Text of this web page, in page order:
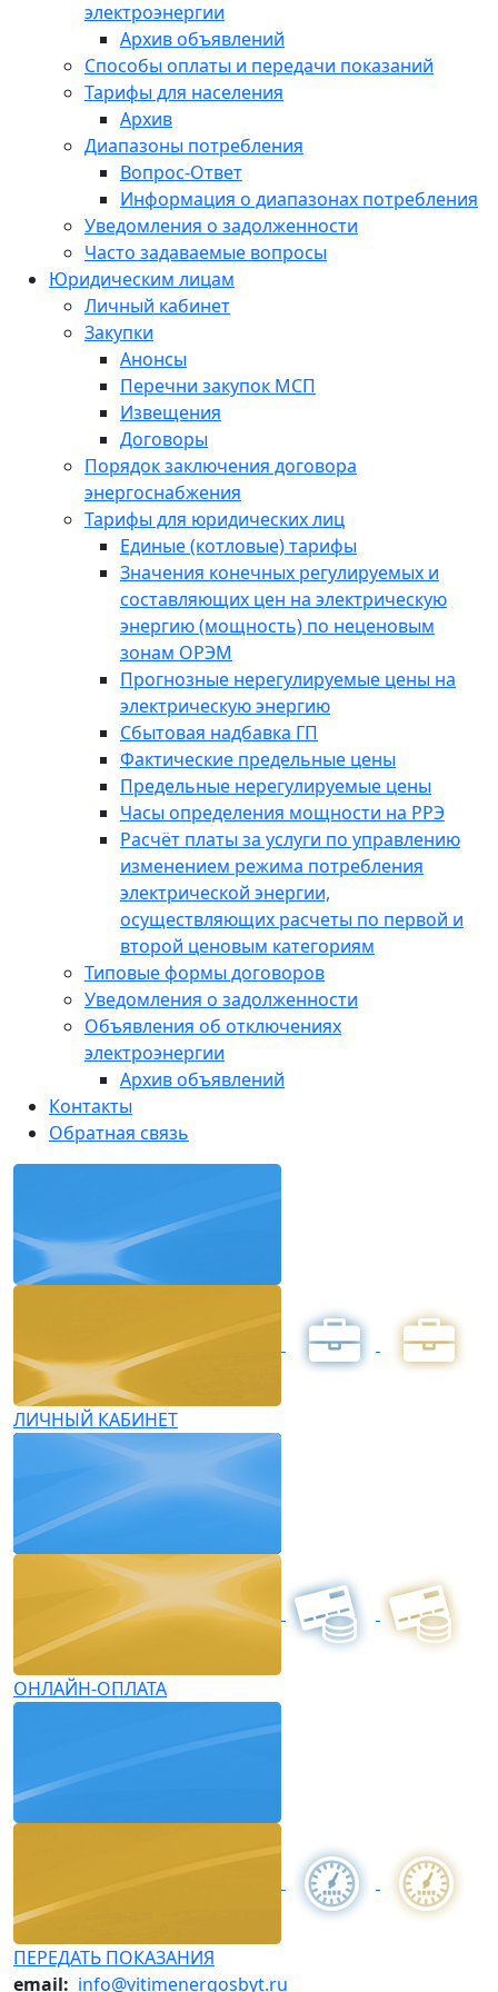
электроэнергии
Архив объявлений
Способы оплаты и передачи показаний
Тарифы для населения
Архив
Диапазоны потребления
Вопрос-Ответ
Информация о диапазонах потребления
Уведомления о задолженности
Часто задаваемые вопросы
Юридическим лицам
Личный кабинет
Закупки
Анонсы
Перечни закупок МСП
Извещения
Договоры
Порядок заключения договора
энергоснабжения
Тарифы для юридических лиц
Единые (котловые) тарифы
Значения конечных регулируемых и
составляющих цен на электрическую
энергию (мощность) по неценовым
зонам ОРЭМ
Прогнозные нерегулируемые цены на
электрическую энергию
Сбытовая надбавка ГП
Фактические предельные цены
Предельные нерегулируемые цены
Часы определения мощности на РРЭ
Расчёт платы за услуги по управлению
изменением режима потребления
электрической энергии,
осуществляющих расчеты по первой и
второй ценовым категориям
Типовые формы договоров
Уведомления о задолженности
Объявления об отключениях
электроэнергии
Архив объявлений
Контакты
Обратная связь
ЛИЧНЫЙ КАБИНЕТ
ОНЛАЙН-ОПЛАТА
ПЕРЕДАТЬ ПОКАЗАНИЯ
email: info@vitimenergosbyt.ru